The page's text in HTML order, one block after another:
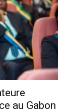
au Gabon